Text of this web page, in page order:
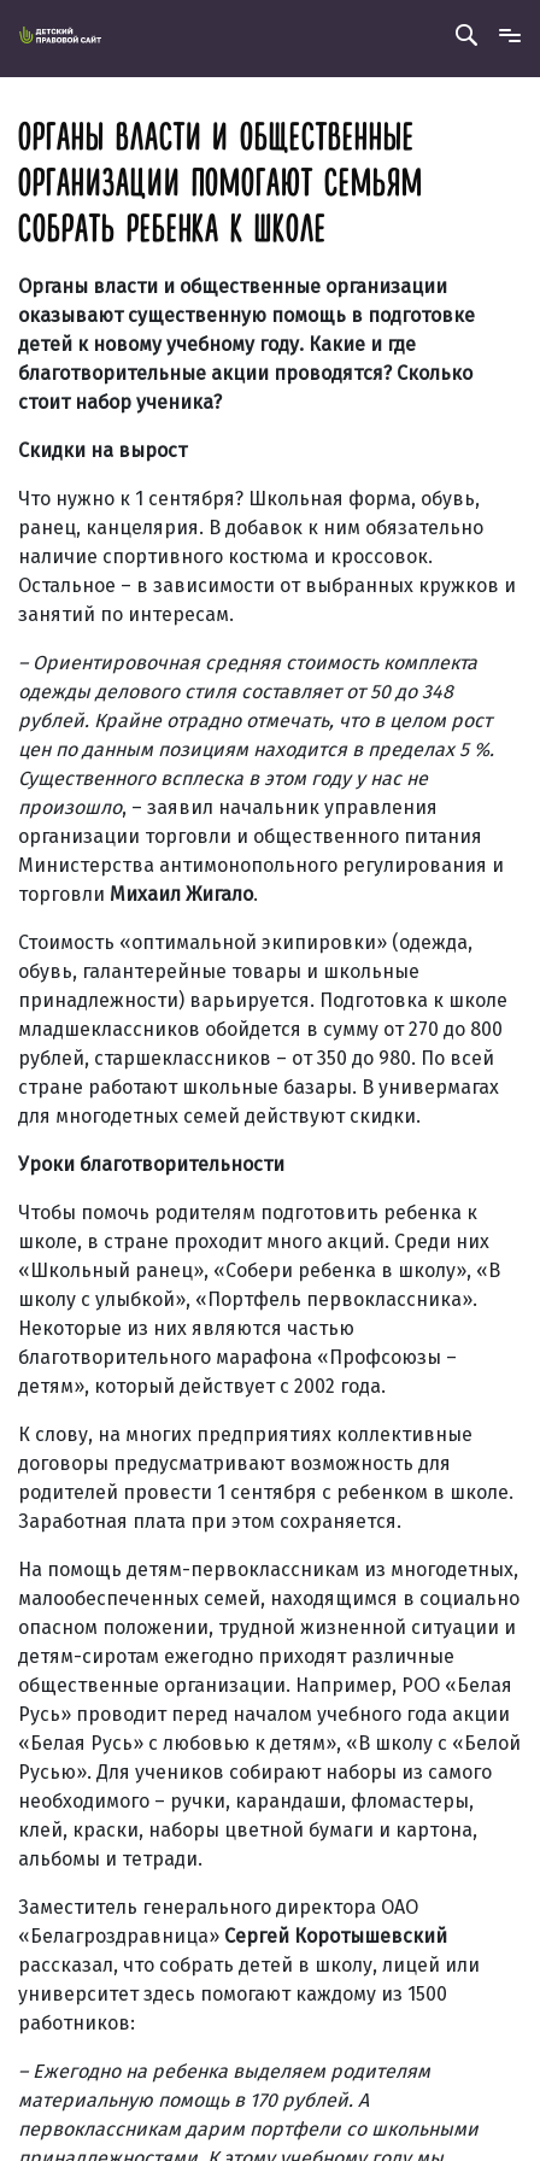
ОРГАНЫ ВЛАСТИ И ОБЩЕСТВЕННЫЕ
ОРГАНИЗАЦИИ ПОМОГАЮТ СЕМЬЯМ
СОБРАТЬ РЕБЕНКА К ШКОЛЕ
Органы власти и общественные организации
оказывают существенную помощь в подготовке
детей к новому учебному году. Какие и где
благотворительные акции проводятся? Сколько
стоит набор ученика?
Скидки на вырост
Что нужно к 1 сентября? Школьная форма, обувь,
ранец, канцелярия. В добавок к ним обязательно
наличие спортивного костюма и кроссовок.
Остальное – в зависимости от выбранных кружков и
занятий по интересам.
– Ориентировочная средняя стоимость комплекта
одежды делового стиля составляет от 50 до 348
рублей. Крайне отрадно отмечать, что в целом рост
цен по данным позициям находится в пределах 5 %.
Существенного всплеска в этом году у нас не
произошло, – заявил начальник управления
организации торговли и общественного питания
Министерства антимонопольного регулирования и
торговли Михаил Жигало.
Стоимость «оптимальной экипировки» (одежда,
обувь, галантерейные товары и школьные
принадлежности) варьируется. Подготовка к школе
младшеклассников обойдется в сумму от 270 до 800
рублей, старшеклассников – от 350 до 980. По всей
стране работают школьные базары. В универмагах
для многодетных семей действуют скидки.
Уроки благотворительности
Чтобы помочь родителям подготовить ребенка к
школе, в стране проходит много акций. Среди них
«Школьный ранец», «Собери ребенка в школу», «В
школу с улыбкой», «Портфель первоклассника».
Некоторые из них являются частью
благотворительного марафона «Профсоюзы –
детям», который действует с 2002 года.
К слову, на многих предприятиях коллективные
договоры предусматривают возможность для
родителей провести 1 сентября с ребенком в школе.
Заработная плата при этом сохраняется.
На помощь детям-первоклассникам из многодетных,
малообеспеченных семей, находящимся в социально
опасном положении, трудной жизненной ситуации и
детям-сиротам ежегодно приходят различные
общественные организации. Например, РОО «Белая
Русь» проводит перед началом учебного года акции
«Белая Русь» с любовью к детям», «В школу с «Белой
Русью». Для учеников собирают наборы из самого
необходимого – ручки, карандаши, фломастеры,
клей, краски, наборы цветной бумаги и картона,
альбомы и тетради.
Заместитель генерального директора ОАО
«Белагроздравница» Сергей Коротышевский
рассказал, что собрать детей в школу, лицей или
университет здесь помогают каждому из 1500
работников:
– Ежегодно на ребенка выделяем родителям
материальную помощь в 170 рублей. А
первоклассникам дарим портфели со школьными